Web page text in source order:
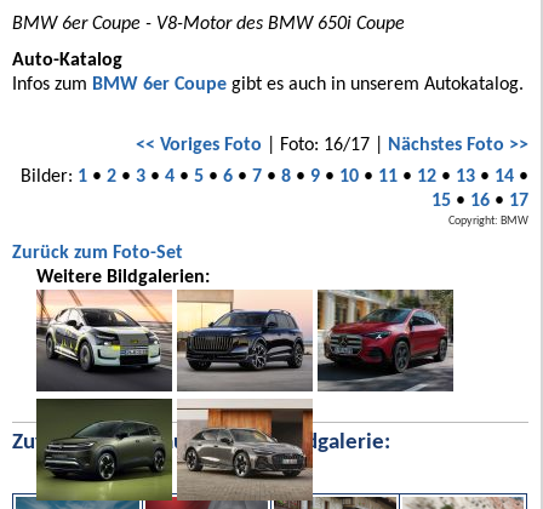
BMW 6er Coupe - V8-Motor des BMW 650i Coupe
Auto-Katalog
Infos zum BMW 6er Coupe gibt es auch in unserem Autokatalog.
<< Voriges Foto | Foto: 16/17 | Nächstes Foto >>
Bilder: 1• 2• 3• 4• 5• 6• 7• 8• 9• 10• 11• 12• 13• 14•
15• 16• 17
Copyright: BMW
Zurück zum Foto-Set
Weitere Bildgalerien:
Zufällige Bilder aus unserer Bildgalerie: